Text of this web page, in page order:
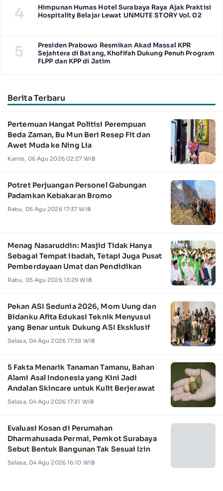
4
Himpunan Humas Hotel Surabaya Raya Ajak Praktisi
Hospitality Belajar Lewat UNMUTE STORY Vol. 02
5
Presiden Prabowo Resmikan Akad Massal KPR
Sejahtera di Batang, Khofifah Dukung Penuh Program
FLPP dan KPP di Jatim
Berita Terbaru
Pertemuan Hangat Politisi Perempuan
Beda Zaman, Bu Mun Beri Resep Fit dan
Awet Muda ke Ning Lia
Kamis, 06 Agu 2026 02:27 WIB
Potret Perjuangan Personel Gabungan
Padamkan Kebakaran Bromo
Rabu, 05 Agu 2026 17:37 WIB
Menag Nasaruddin: Masjid Tidak Hanya
Sebagai Tempat ibadah, Tetapi Juga Pusat
Pemberdayaan Umat dan Pendidikan
Rabu, 05 Agu 2026 13:29 WIB
Pekan ASI Sedunia 2026, Mom Uung dan
Bidanku Afita Edukasi Teknik Menyusui
yang Benar untuk Dukung ASI Eksklusif
Selasa, 04 Agu 2026 17:38 WIB
5 Fakta Menarik Tanaman Tamanu, Bahan
Alami Asal Indonesia yang Kini Jadi
Andalan Skincare untuk Kulit Berjerawat
Selasa, 04 Agu 2026 17:31 WIB
Evaluasi Kosan di Perumahan
Dharmahusada Permai, Pemkot Surabaya
Sebut Bentuk Bangunan Tak Sesuai Izin
Selasa, 04 Agu 2026 16:10 WIB